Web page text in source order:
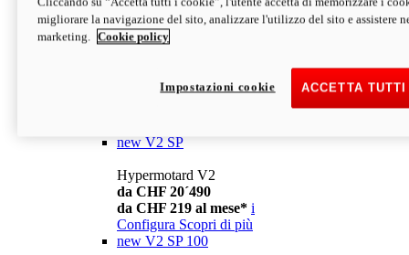
da CHF 13´990
Configura Scopri di più
newV2
da CHF 15´990
new V2 SP
Hypermotard V2
da CHF 20´490
da CHF 219 al mese* i
Configura Scopri di più
new V2 SP 100
migliorare la navigazione del sito, analizzare l'utilizzo del sito e assistere
marketing.
Cookie policy
ACCETTA
Impostazioni cookie